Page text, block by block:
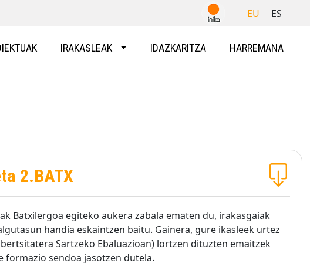
EU ES
IRAKASLEAK IDAZKARITZA HARREMANA
2.BATX
Batxilergoa egiteko aukera zabala ematen du, irakasgaiak
handia eskaintzen baitu. Gainera, gure ikasleek urtez
Sartzeko Ebaluazioan) lortzen dituzten emaitzek
formazio sendoa jasotzen dutela.